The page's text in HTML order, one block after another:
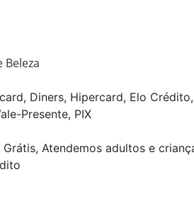
Beleza
Diners, Hipercard, Elo
Presente, PIX
Atendemos adultos e